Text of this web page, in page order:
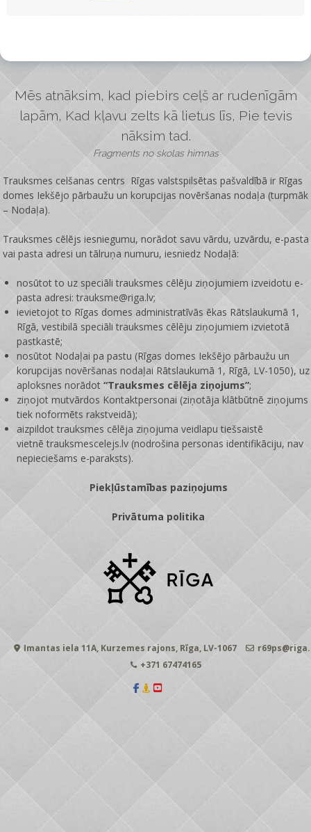
Mēs atnāksim, kad piebirs ceļš ar rudenīgām
lapām, Kad kļavu zelts kā lietus līs, Pie tevis
nāksim tad.
Fragments no skolas himnas
Trauksmes celšanas centrs Rīgas valstspilsētas pašvaldībā ir Rīgas
domes Iekšējo pārbaužu un korupcijas novēršanas nodaļa (turpmāk
– Nodaļa).
Trauksmes cēlējs iesniegumu, norādot savu vārdu, uzvārdu, e-pasta
vai pasta adresi un tālruņa numuru, iesniedz Nodaļā:
nosūtot to uz speciāli trauksmes cēlēju ziņojumiem izveidotu e-
pasta adresi: trauksme@riga.lv;
ievietojot to Rīgas domes administratīvās ēkas Rātslaukumā 1,
Rīgā, vestibilā speciāli trauksmes cēlēju ziņojumiem izvietotā
pastkastē;
nosūtot Nodaļai pa pastu (Rīgas domes Iekšējo pārbaužu un
korupcijas novēršanas nodaļai Rātslaukumā 1, Rīgā, LV-1050), uz
aploksnes norādot“Trauksmes cēlēja ziņojums”;
ziņojot mutvārdos Kontaktpersonai (ziņotāja klātbūtnē ziņojums
tiek noformēts rakstveidā);
aizpildot trauksmes cēlēja ziņojuma veidlapu tiešsaistē
vietnētrauksmescelejs.lv (nodrošina personas identifikāciju, nav
nepieciešams e-paraksts).
Piekļūstamības paziņojums
Privātuma politika
Imantas iela 11A, Kurzemes rajons, Rīga, LV-1067
+371 67474165